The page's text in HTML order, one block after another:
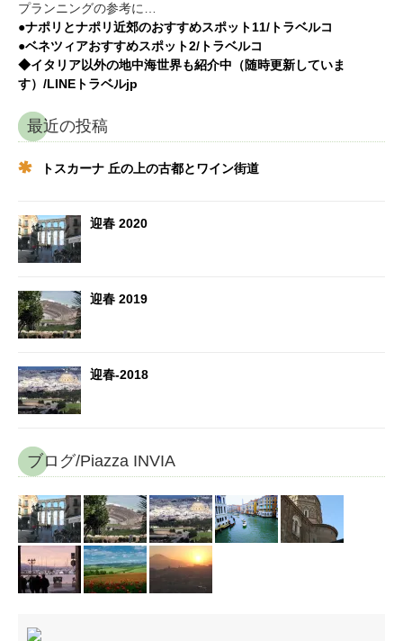
プランニングの参考に…
●ナポリとナポリ近郊のおすすめスポット11/トラベルコ
●ベネツィアおすすめスポット2/トラベルコ
◆イタリア以外の地中海世界も紹介中（随時更新していま
す）/LINEトラベルjp
最近の投稿
トスカーナ 丘の上の古都とワイン街道
迎春 2020
迎春 2019
迎春-2018
ブログ/Piazza INVIA